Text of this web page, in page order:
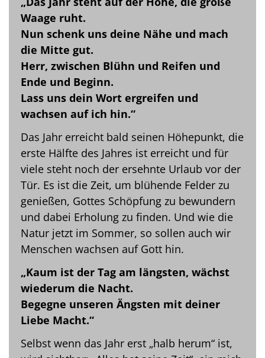
Waage ruht.
Nun schenk uns deine Nähe und mach
die Mitte gut.
Herr, zwischen Blühn und Reifen und
Ende und Beginn.
Lass uns dein Wort ergreifen und
wachsen auf ich hin.“
Das Jahr erreicht bald seinen Höhepunkt, die
erste Hälfte des Jahres ist erreicht und für
viele steht noch der ersehnte Urlaub vor der
Tür. Es ist die Zeit, um blühende Felder zu
genießen, Gottes Schöpfung zu bewundern
und dabei Erholung zu finden. Und wie die
Natur jetzt im Sommer, so sollen auch wir
Menschen wachsen auf Gott hin.
„Kaum ist der Tag am längsten, wächst
wiederum die Nacht.
Begegne unseren Ängsten mit deiner
Liebe Macht.“
Selbst wenn das Jahr erst „halb herum“ ist,